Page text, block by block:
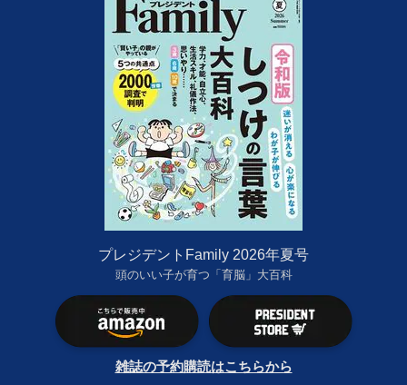
プレジデントFamily 2026年夏号
頭のいい子が育つ「育脳」大百科
雑誌の予約購読はこちらから